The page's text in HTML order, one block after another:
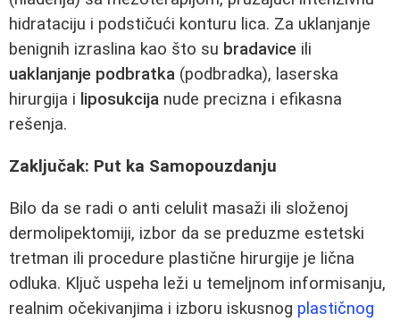
hidrataciju i podstičući konturu lica. Za uklanjanje
benignih izraslina kao što su bradavice ili
uaklanjanje podbratka (podbradka), laserska
hirurgija i liposukcija nude precizna i efikasna
rešenja.
Zaključak: Put ka Samopouzdanju
Bilo da se radi o anti celulit masaži ili složenoj
dermolipektomiji, izbor da se preduzme estetski
tretman ili procedure plastične hirurgije je lična
odluka. Ključ uspeha leži u temeljnom informisanju,
realnim očekivanjima i izboru iskusnog plastičnog